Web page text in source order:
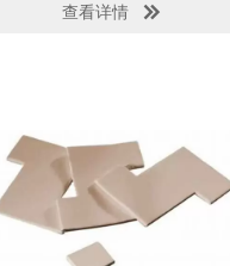
出色处理能力。
查看详情 